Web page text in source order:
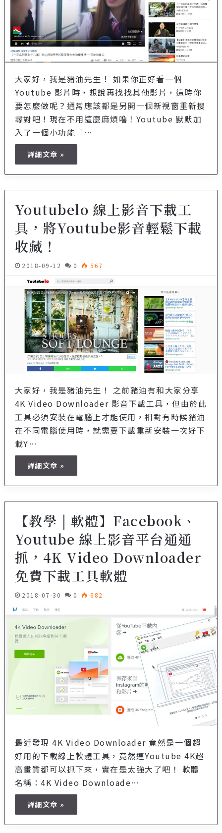
大家好，我是豬油先生！ 如果你正好看一個
Youtube 影片時，想說再找找其他影片，這時你
要怎麼做呢？通常應該都是另開一個新視窗重新搜
尋對吧！現在不用這麼麻煩嚕！Youtube 默默加
入了一個小功能『…
詳細文章 »
Youtubelo 線上影音下載工
具，將Youtube影音輕鬆下載
收藏！
2018-09-12 0 567
大家好，我是豬油先生！ 之前豬油有和大家分享
4K Video Downloader 影音下載工具，但由於此
工具必須安裝在電腦上才能使用，相對有時候豬油
在不同電腦使用時，就需要下載重新安裝一次好下
載Y…
詳細文章 »
【教學 | 軟體】Facebook、
Youtube 線上影音平台通通
抓，4K Video Downloader
免費下載工具軟體
2018-07-30 0 682
最近發現 4K Video Downloader 竟然是一個超
好用的下載線上軟體工具，竟然連Youtube 4K超
高畫質都可以抓下來，實在是太強大了吧！ 軟體
名稱：4K Video Downloade…
詳細文章 »